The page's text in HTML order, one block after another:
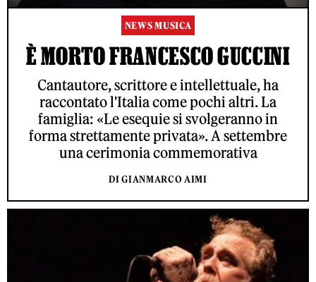
NEWS MUSICA
È MORTO FRANCESCO GUCCINI
Cantautore, scrittore e intellettuale, ha
raccontato l'Italia come pochi altri. La
famiglia: «Le esequie si svolgeranno in
forma strettamente privata». A settembre
una cerimonia commemorativa
DI GIANMARCO AIMI